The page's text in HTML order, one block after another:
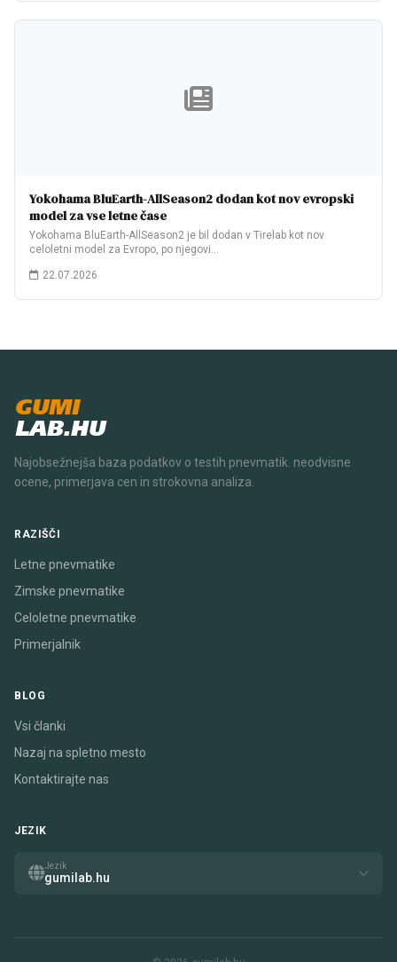
Yokohama BluEarth-AllSeason2 dodan kot nov evropski
model za vse letne čase
Yokohama BluEarth-AllSeason2 je bil dodan v Tirelab kot nov
celoletni model za Evropo, po njegovi…
22.07.2026
GUMI
LAB.HU
Najobsežnejša baza podatkov o testih pnevmatik. neodvisne
ocene, primerjava cen in strokovna analiza.
RAZIŠČI
Letne pnevmatike
Zimske pnevmatike
Celoletne pnevmatike
Primerjalnik
BLOG
Vsi članki
Nazaj na spletno mesto
Kontaktirajte nas
JEZIK
Jezik
gumilab.hu